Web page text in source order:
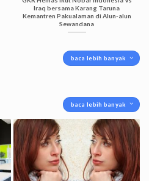
Iraq bersama Karang Taruna
Kemantren Pakualaman di Alun-alun
Sewandana
baca lebih banyak
baca lebih banyak